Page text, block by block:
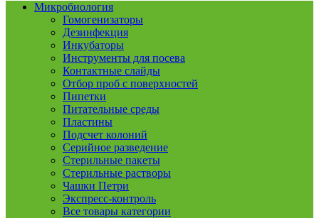
Микробиология
Гомогенизаторы
Дезинфекция
Инкубаторы
Инструменты для посева
Контактные слайды
Отбор проб с поверхностей
Пипетки
Питательные среды
Пластины
Подсчет колоний
Серийное разведение
Стерильные пакеты
Стерильные растворы
Чашки Петри
Экспресс-контроль
Все товары категории